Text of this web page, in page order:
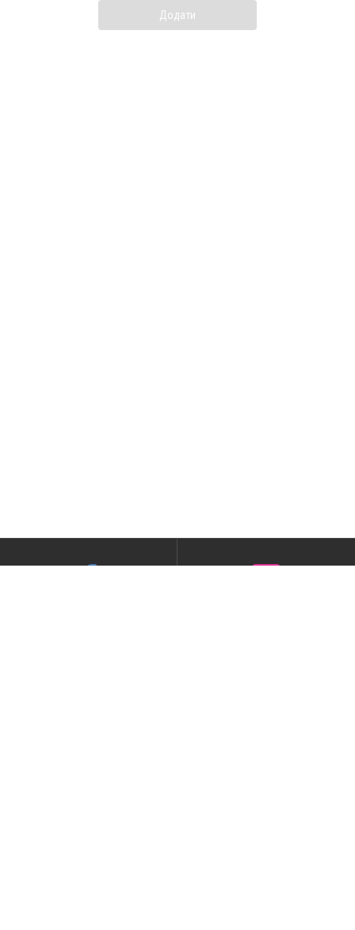
Додати